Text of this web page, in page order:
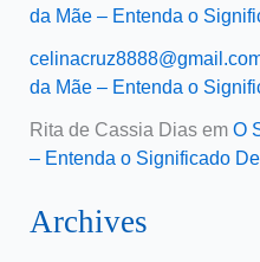
da Mãe – Entenda o
da Mãe – Entenda o
Rita de Cassia Diasem O
– Entenda o Significado
Archives